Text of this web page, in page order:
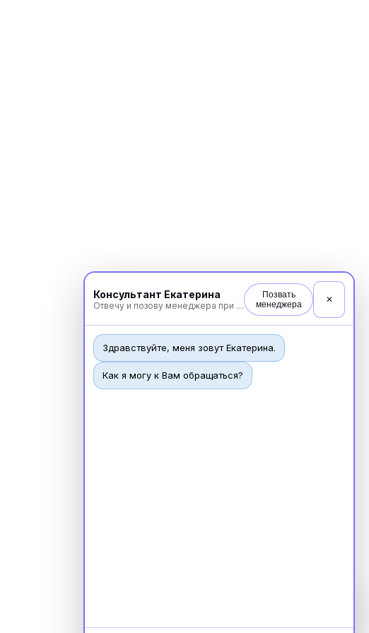
Консультант Екатерина
Отвечу и позову менеджера при необходимости
Позвать
менеджера
✕
Здравствуйте, меня зовут Екатерина.
Как я могу к Вам обращаться?